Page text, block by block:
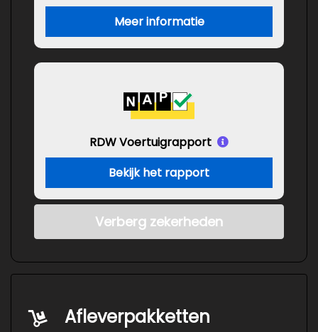
Meer informatie
RDW Voertuigrapport
Bekijk het rapport
Verberg zekerheden
Afleverpakketten